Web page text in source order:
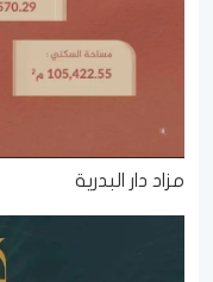
مزاد دار البدرية